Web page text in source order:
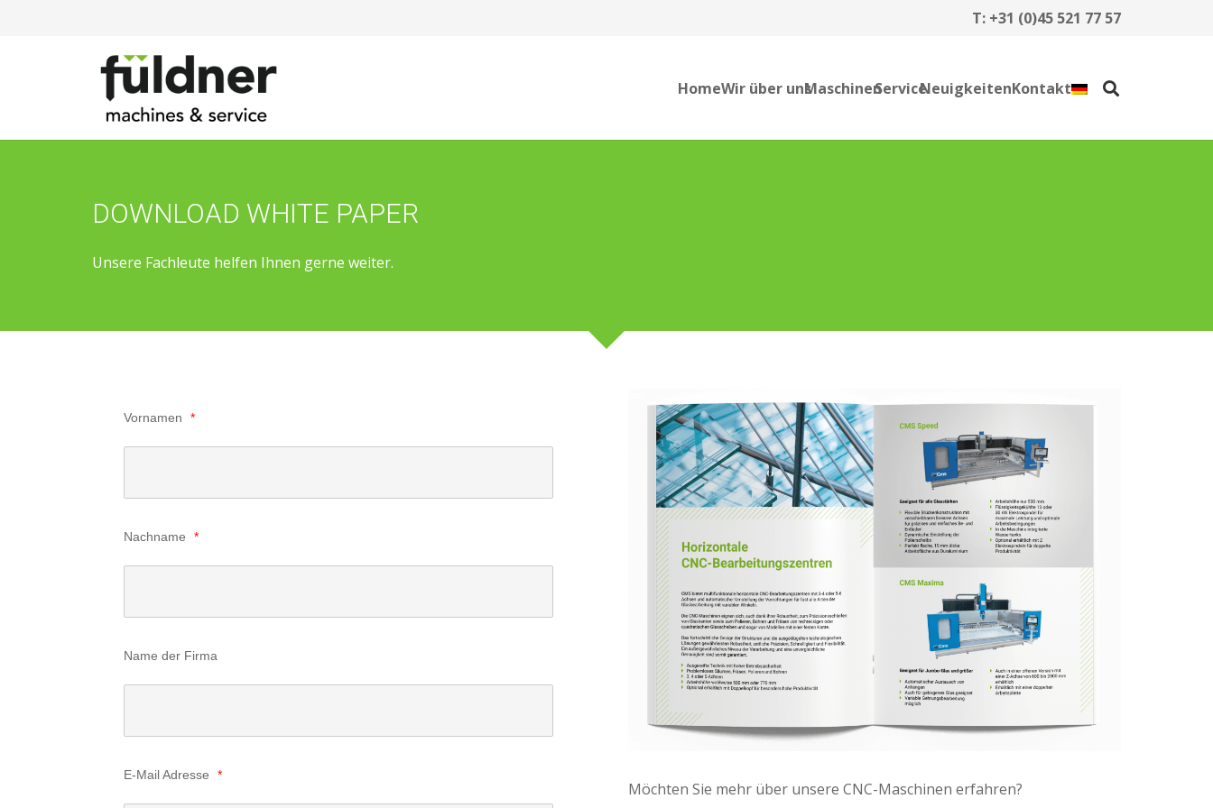
T: +31 (0)45 521 77 57
HomeWir über unsMaschinenServiceNeuigkeitenKontakt
DOWNLOAD WHITE PAPER
Unsere Fachleute helfen Ihnen gerne weiter.
Vornamen *
Nachname *
Name der Firma
E-Mail Adresse *
Möchten Sie mehr über unsere CNC-Maschinen erfahren?